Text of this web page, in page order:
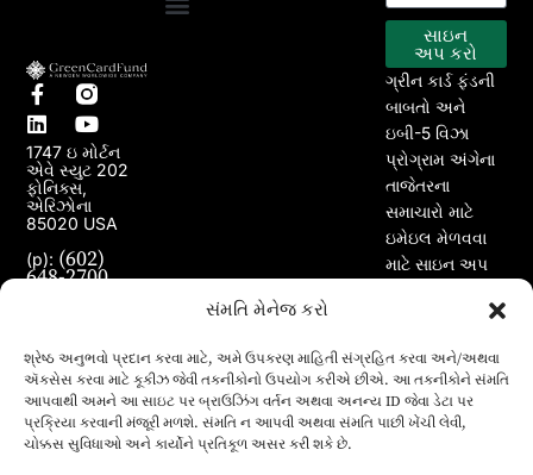
સંમતિ મેનેજ કરો
શ્રેષ્ઠ અનુભવો પ્રદાન કરવા માટે, અમે ઉપકરણ માહિતી સંગ્રહિત કરવા અને/અથવા
ઍક્સેસ કરવા માટે કૂકીઝ જેવી તકનીકોનો ઉપયોગ કરીએ છીએ. આ તકનીકોને સંમતિ
આપવાથી અમને આ સાઇટ પર બ્રાઉઝિંગ વર્તન અથવા અનન્ય ID જેવા ડેટા પર
પ્રક્રિયા કરવાની મંજૂરી મળશે. સંમતિ ન આપવી અથવા સંમતિ પાછી ખેંચી લેવી,
ચોક્કસ સુવિધાઓ અને કાર્યોને પ્રતિકૂળ અસર કરી શકે છે.
1747 ઇ મોર્ટન
એવે સ્યુટ 202
ફોનિક્સ,
એરિઝોના
85020 USA
(p): (602)
648-2700
info@greencardfund.com
સાઇન
અપ કરો
ગ્રીન કાર્ડ ફંડની
બાબતો અને
ઇબી-5 વિઝા
પ્રોગ્રામ અંગેના
તાજેતરના
સમાચારો માટે
ઇમેઇલ મેળવવા
માટે સાઇન અપ